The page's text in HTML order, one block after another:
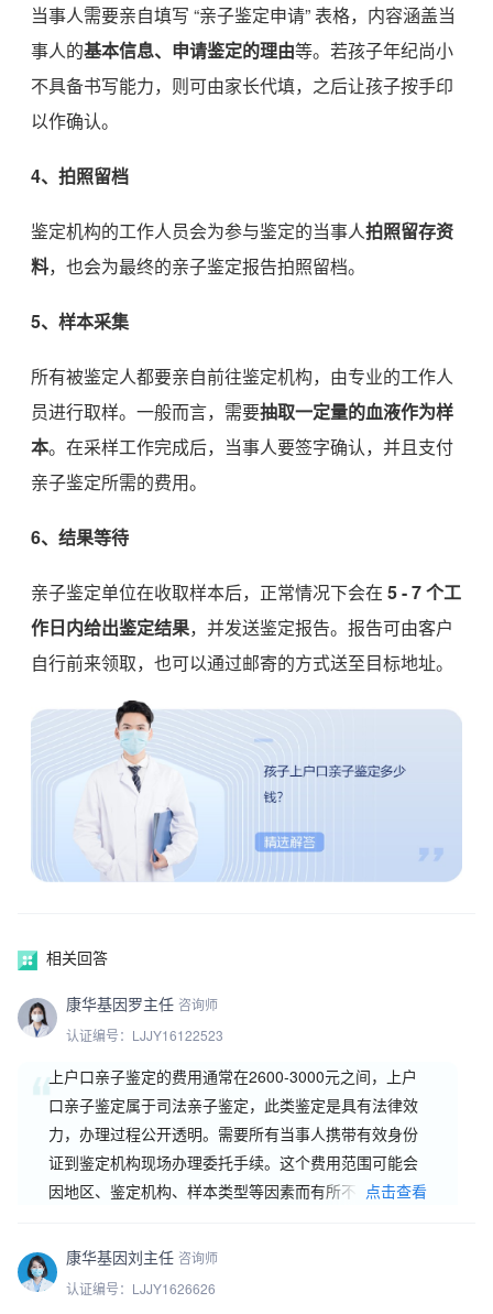
当事人需要亲自填写 “亲子鉴定申请” 表格，内容涵盖当
事人的基本信息、申请鉴定的理由等。若孩子年纪尚小
不具备书写能力，则可由家长代填，之后让孩子按手印
以作确认。
4、拍照留档
鉴定机构的工作人员会为参与鉴定的当事人拍照留存资
料，也会为最终的亲子鉴定报告拍照留档。
5、样本采集
所有被鉴定人都要亲自前往鉴定机构，由专业的工作人
员进行取样。一般而言，需要抽取一定量的血液作为样
本。在采样工作完成后，当事人要签字确认，并且支付
亲子鉴定所需的费用。
6、结果等待
亲子鉴定单位在收取样本后，正常情况下会在 5 - 7 个工
作日内给出鉴定结果，并发送鉴定报告。报告可由客户
自行前来领取，也可以通过邮寄的方式送至目标地址。
相关回答
康华基因罗主任 咨询师
认证编号：LJJY16122523
上户口亲子鉴定的费用通常在2600-3000元之间，上户
口亲子鉴定属于司法亲子鉴定，此类鉴定是具有法律效
力，办理过程公开透明。需要所有当事人携带有效身份
证到鉴定机构现场办理委托手续。这个费用范围可能会
因地区、鉴定机构、样本类型等因素而有所不同。影响
区的经济水平
点击查看
康华基因刘主任 咨询师
认证编号：LJJY1626626